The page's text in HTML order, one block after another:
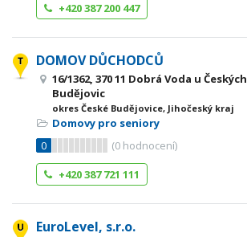
+420 387 200 447
DOMOV DŮCHODCŮ
16/1362, 370 11 Dobrá Voda u Českých
Budějovic
okres České Budějovice, Jihočeský kraj
Domovy pro seniory
0
(0 hodnocení)
+420 387 721 111
EuroLevel, s.r.o.